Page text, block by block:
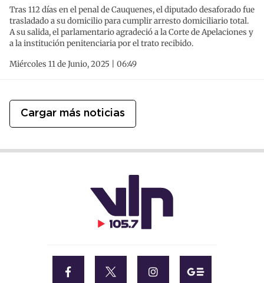
Tras 112 días en el penal de Cauquenes, el diputado desaforado fue
trasladado a su domicilio para cumplir arresto domiciliario total.
A su salida, el parlamentario agradeció a la Corte de Apelaciones y
a la institución penitenciaria por el trato recibido.
Miércoles 11 de Junio, 2025 | 06:49
Cargar más noticias